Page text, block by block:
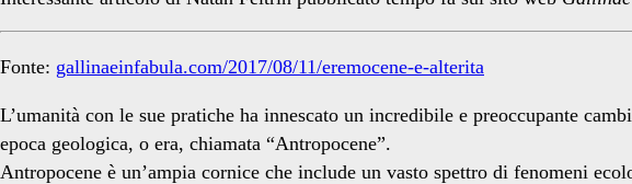
azoto</span>
Fonte: gallinaeinfabula.com/2017/08/11/eremocene-e-alterita
L’umanità con le sue pratiche ha innescato un incredibile e preoccupante
epoca geologica, o era, chiamata “Antropocene”.
Antropocene è un’ampia cornice che include un vasto spettro di fenomeni